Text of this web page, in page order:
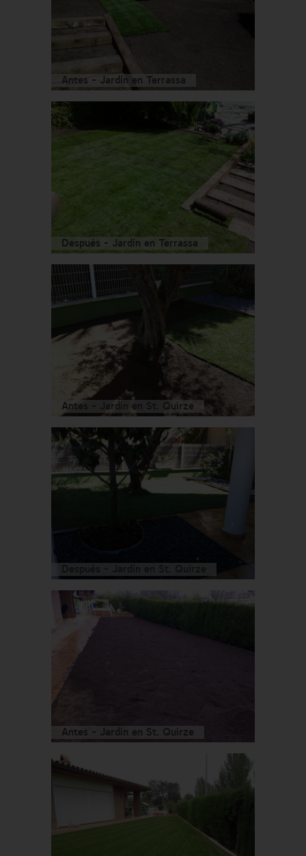
Antes - Jardín en Terrassa
Después - Jardín en Terrassa
Antes - Jardín en St. Quirze
Antes - Jardín en St. Quirze